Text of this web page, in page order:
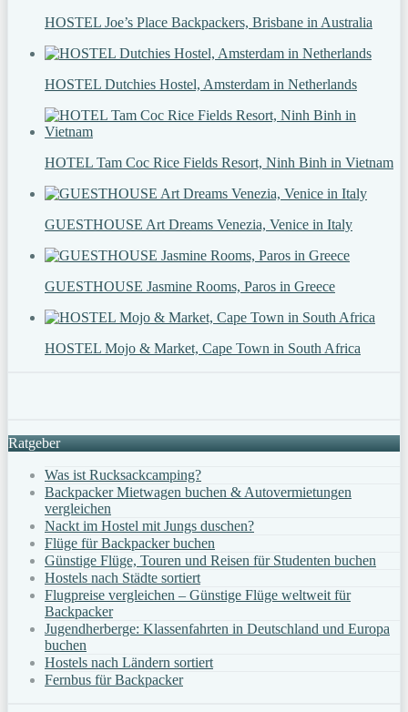
HOSTEL Joe’s Place Backpackers, Brisbane in Australia
HOSTEL Dutchies Hostel, Amsterdam in Netherlands
HOTEL Tam Coc Rice Fields Resort, Ninh Binh in Vietnam
GUESTHOUSE Art Dreams Venezia, Venice in Italy
GUESTHOUSE Jasmine Rooms, Paros in Greece
HOSTEL Mojo & Market, Cape Town in South Africa
Ratgeber
Was ist Rucksackcamping?
Backpacker Mietwagen buchen & Autovermietungen
vergleichen
Nackt im Hostel mit Jungs duschen?
Flüge für Backpacker buchen
Günstige Flüge, Touren und Reisen für Studenten buchen
Hostels nach Städte sortiert
Flugpreise vergleichen – Günstige Flüge weltweit für
Backpacker
Jugendherberge: Klassenfahrten in Deutschland und Europa
buchen
Hostels nach Ländern sortiert
Fernbus für Backpacker